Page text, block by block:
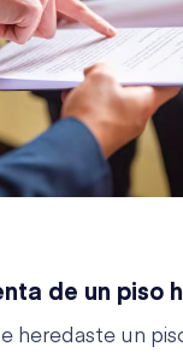
de un piso
heredaste un